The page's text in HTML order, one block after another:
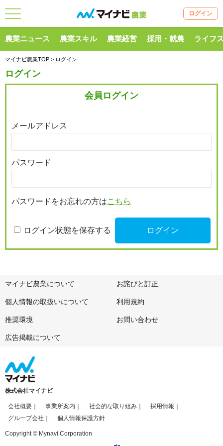
ログイン
農業ニュース 農業スキル 農業経営 採用・就農 ライフ
マイナビ農業TOP > ログイン
ログイン
会員ログイン
メールアドレス
パスワード
パスワードをお忘れの方はこちら
ログイン状態を保存する
マイナビ農業について お詫びと訂正
個人情報の取扱いについて 利用規約
推奨環境 お問い合わせ
広告掲載について
株式会社マイナビ
会社概要 事業所案内 社会的な取り組み
採用情報
グループ会社
個人情報保護方針
Copyright © Mynavi Corporation